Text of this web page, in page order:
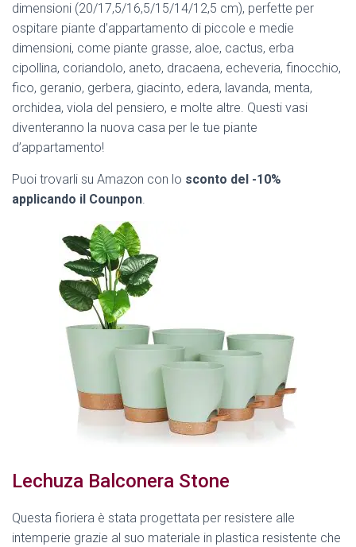
dimensioni (20/17,5/16,5/15/14/12,5 cm), perfette per
ospitare piante d’appartamento di piccole e medie
dimensioni, come piante grasse, aloe, cactus, erba
cipollina, coriandolo, aneto, dracaena, echeveria, finocchio,
fico, geranio, gerbera, giacinto, edera, lavanda, menta,
orchidea, viola del pensiero, e molte altre. Questi vasi
diventeranno la nuova casa per le tue piante
d’appartamento!
Puoi trovarli su Amazon con lo sconto del -10%
applicando il Counpon.
Lechuza Balconera Stone
Questa fioriera è stata progettata per resistere alle
intemperie grazie al suo materiale in plastica resistente che